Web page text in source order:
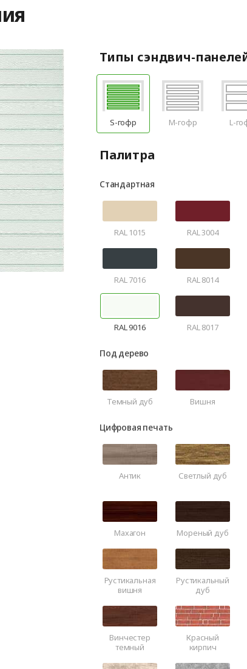
Типы сэндвич-
S-гофр M-гофр L-
Палитра
Стандартная
RAL 1015 RAL 3004
RAL 7016 RAL 8014
RAL 9016 RAL 8017
Под дерево
Темный дуб Вишня
Цифровая печать
Антик Светлый дуб
Махагон Мореный дуб
Рустикальная
вишня
Рустикальный
дуб
Винчестер
темный
Красный
кирпич